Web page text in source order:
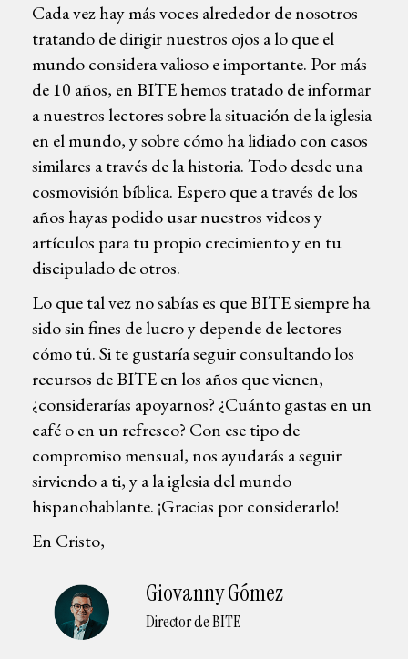
Cada vez hay más voces alrededor de nosotros
tratando de dirigir nuestros ojos a lo que el
mundo considera valioso e importante. Por más
de 10 años, en BITE hemos tratado de informar
a nuestros lectores sobre la situación de la iglesia
en el mundo, y sobre cómo ha lidiado con casos
similares a través de la historia. Todo desde una
cosmovisión bíblica. Espero que a través de los
años hayas podido usar nuestros videos y
artículos para tu propio crecimiento y en tu
discipulado de otros.
Lo que tal vez no sabías es que BITE siempre ha
sido sin fines de lucro y depende de lectores
cómo tú. Si te gustaría seguir consultando los
recursos de BITE en los años que vienen,
¿considerarías apoyarnos? ¿Cuánto gastas en un
café o en un refresco? Con ese tipo de
compromiso mensual, nos ayudarás a seguir
sirviendo a ti, y a la iglesia del mundo
hispanohablante. ¡Gracias por considerarlo!
En Cristo,
Giovanny Gómez
Director de BITE